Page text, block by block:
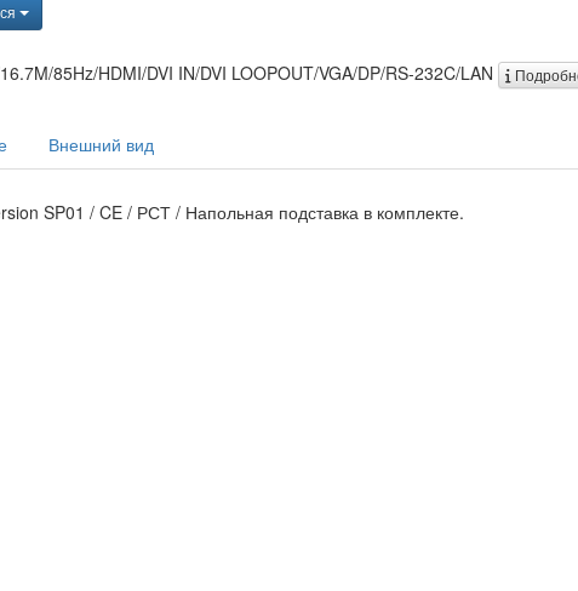
85Hz/HDMI/DVI IN/DVI LOOPOUT/VGA/DP/RS-232C/LAN
Внешний вид
SP01 / CE / РСТ / Напольная подставка в комплекте.